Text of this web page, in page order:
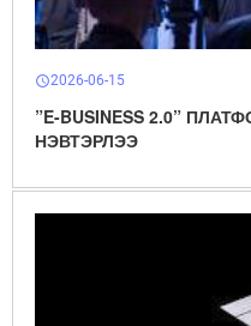
schedule2026-06-15
”E-BUSINESS 2.0”
НЭВТЭРЛЭЭ